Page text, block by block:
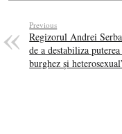
Previous
Regizorul Andrei
de a destabiliza
burghez și